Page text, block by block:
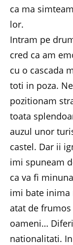
ca ma
lor.
Intram pe
cred ca am
cu o cascada
toti in poza.
pozitionam
toata
auzul unor
castel. Dar ii
imi spuneam
ca va fi
imi bate inima
atat de
oameni…
nationalitati.